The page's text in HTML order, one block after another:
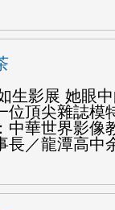
生影展 她眼
位頂尖雜誌模
中華世界影像
長／龍潭高中